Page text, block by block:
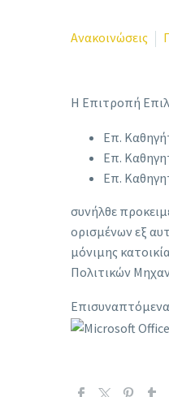
Ανακοινώσεις
Η Επιτροπή
Επ.
Επ.
Επ.
συνήλθε
ορισμένων εξ
μόνιμης
Πολιτικών